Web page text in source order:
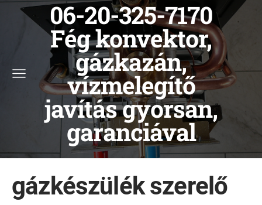
06-20-325-7170
Fég konvektor,
gázkazán,
vízmelegítő
javítás gyorsan,
garanciával
gázkészülék szerelő